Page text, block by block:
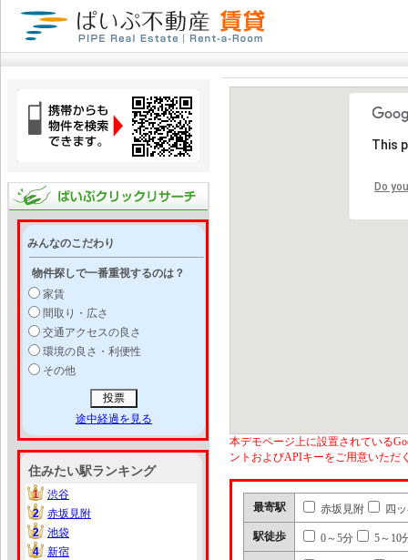
みんなのこだわり
物件探しで一番重視するのは？
家賃
間取り・広さ
交通アクセスの良さ
環境の良さ・利便性
その他
途中経過を見る
住みたい駅ランキング
1
1
渋谷
2
2
赤坂見附
2
2
池袋
4
4
新宿
This
Do
本デモページ上に設置されている
ントおよびAPIキーをご用意いただ
最寄駅 赤坂見附 四
駅徒歩 0～5分 5～10